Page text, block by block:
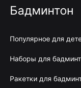
Бадминтон
Популярное для
Наборы для
Ракетки для